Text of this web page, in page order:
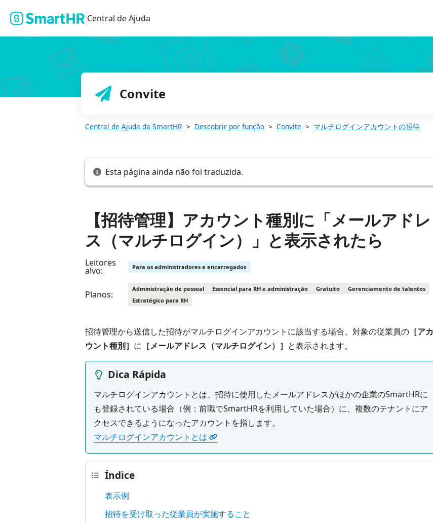
Central de Ajuda
Convite
Central de Ajuda da SmartHR Descobrir por função Convite マルチログインアカウントの招待
Esta página ainda não foi traduzida.
【招待管理】アカウント種別に「メールアドレ
ス（マルチログイン）」と表示されたら
Leitores
alvo: Para os administradores e encarregados
Planos:
Administração de pessoal Essencial para RH e administração Gratuito
Gerenciamento de talentos
Estratégico para RH
招待管理から送信した招待がマルチログインアカウントに該当する場合、対象の従業員の ［アカ
ウント種別］ に ［メールアドレス（マルチログイン）］ と表示されます。
Dica Rápida
マルチログインアカウントとは、招待に使用したメールアドレスがほかの企業のSmartHRに
も登録されている場合（例：前職でSmartHRを利用していた場合）に、複数のテナントにア
マルチログインアカウントとは
Índice
表示例
招待を受け取った従業員が実施すること